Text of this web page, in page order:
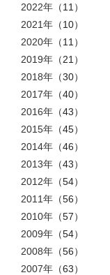
2022年 （11）
2021年 （10）
2020年 （11）
2019年 （21）
2018年 （30）
2017年 （40）
2016年 （43）
2015年 （45）
2014年 （46）
2013年 （43）
2012年 （54）
2011年 （56）
2010年 （57）
2009年 （54）
2008年 （56）
2007年 （63）